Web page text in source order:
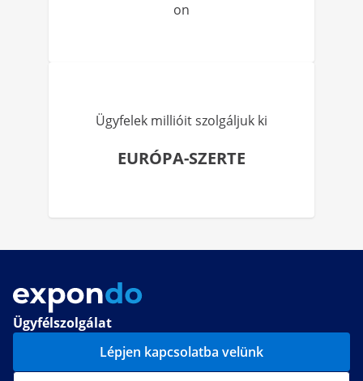
on
Ügyfelek millióit szolgáljuk ki
EURÓPA-SZERTE
Ügyfélszolgálat
Lépjen kapcsolatba velünk